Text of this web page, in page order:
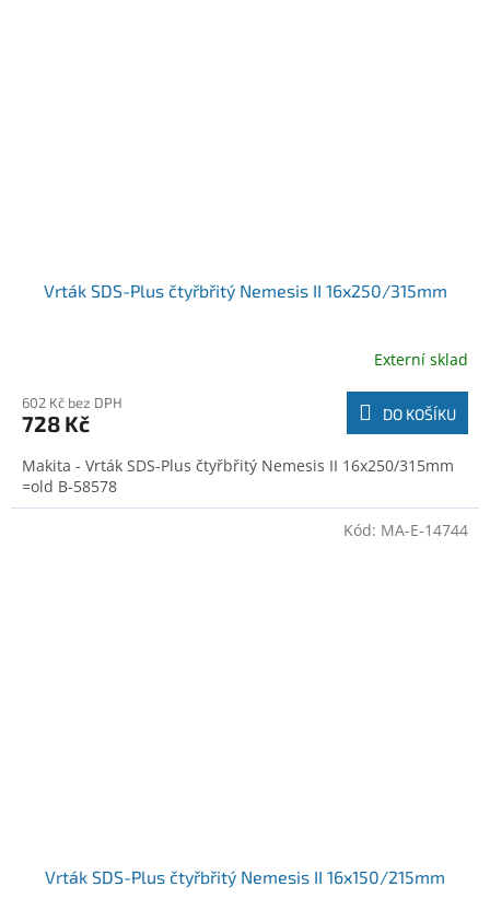
Vrták SDS-Plus čtyřbřitý Nemesis II 16x250/315mm
Externí sklad
602 Kč bez DPH
728 Kč DO KOŠÍKU
Makita - Vrták SDS-Plus čtyřbřitý Nemesis II 16x250/315mm
=old B-58578
Vrták SDS-Plus čtyřbřitý Nemesis II 16x150/215mm
Kód: MA-E-14744